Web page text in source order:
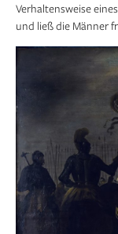
Verhaltensweise
und ließ die Männer